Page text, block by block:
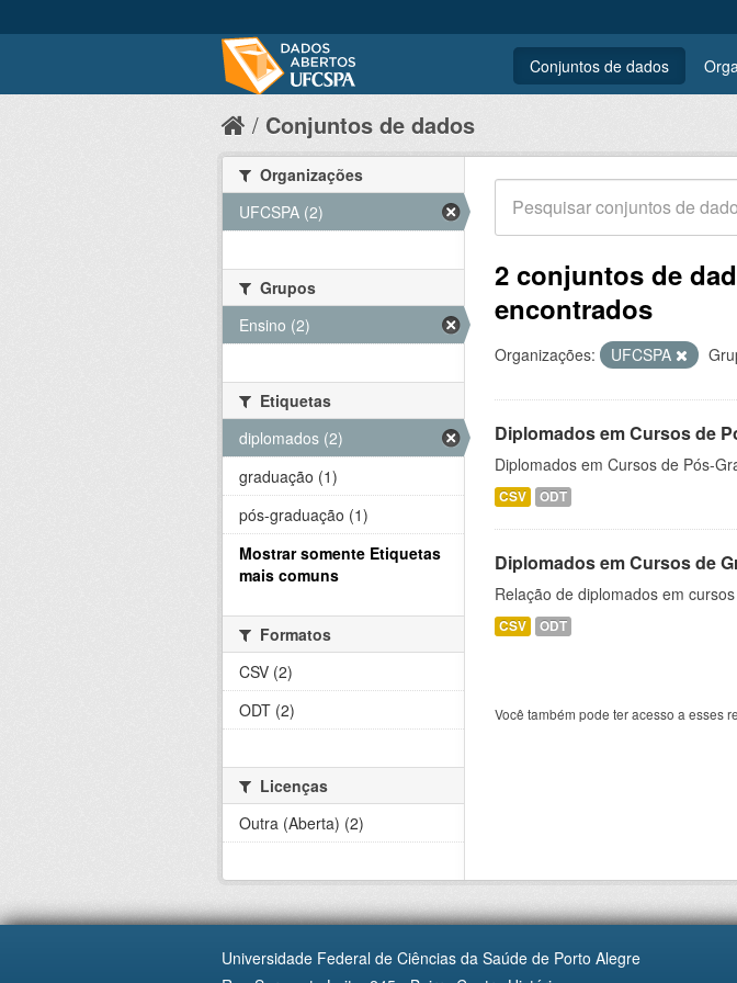
Conjuntos de dados
Conjuntos de dados
2 conjuntos de
encontrados
Organizações: UFCSPA
Diplomados em Cursos de
Diplomados em Cursos de Pós-
CSV ODT
Diplomados em Cursos de
Relação de diplomados em
CSV ODT
Você também pode ter acesso a esses
Organizações
UFCSPA (2)
Grupos
Ensino (2)
Etiquetas
diplomados (2)
graduação (1)
pós-graduação (1)
Mostrar somente Etiquetas
mais comuns
Formatos
CSV (2)
ODT (2)
Licenças
Outra (Aberta) (2)
Universidade Federal de Ciências da Saúde de Porto Alegre